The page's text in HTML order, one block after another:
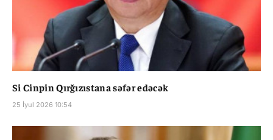
Si Cinpin Qırğızıstana səfər edəcək
25 İyul 2026 10:54